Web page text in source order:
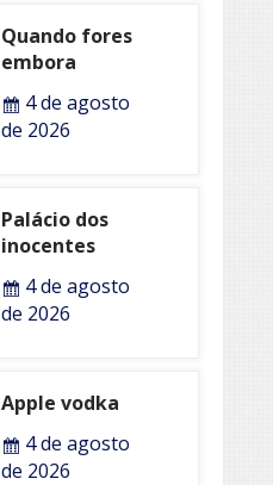
Quando fores
embora
4 de agosto
de 2026
Palácio dos
inocentes
4 de agosto
de 2026
Apple vodka
4 de agosto
de 2026